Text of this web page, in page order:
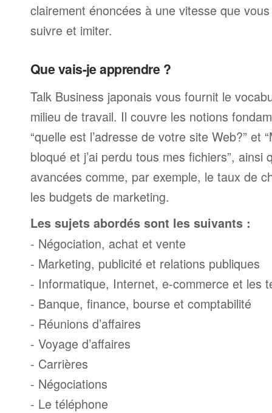
clairement énoncées à une vitesse que
suivre et imiter.
Que vais-je apprendre ?
Talk Business japonais vous fournit le
milieu de travail. Il couvre les notions
“quelle est l’adresse de votre site Web?” et
bloqué et j’ai perdu tous mes fichiers”, ainsi
avancées comme, par exemple, le taux de
les budgets de marketing.
Les sujets abordés sont les suivants :
- Négociation, achat et vente
- Marketing, publicité et relations publiques
- Informatique, Internet, e-commerce et les
- Banque, finance, bourse et comptabilité
- Réunions d’affaires
- Voyage d’affaires
- Carrières
- Négociations
- Le téléphone